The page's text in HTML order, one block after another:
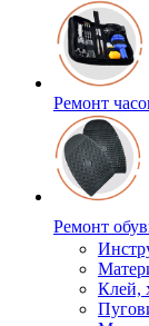
Ремонт
Ремонт
Клей,